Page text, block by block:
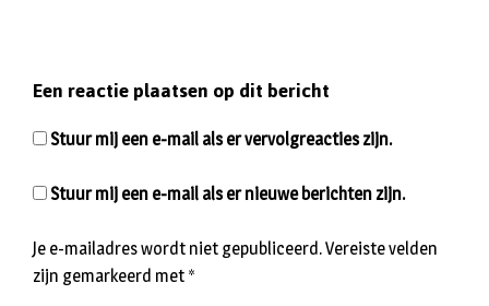
Een reactie plaatsen op dit bericht
Je e-mailadres wordt niet gepubliceerd.Vereiste velden
zijn gemarkeerd met *
Stuur mij een e-mail als er vervolgreacties zijn.
Stuur mij een e-mail als er nieuwe berichten zijn.